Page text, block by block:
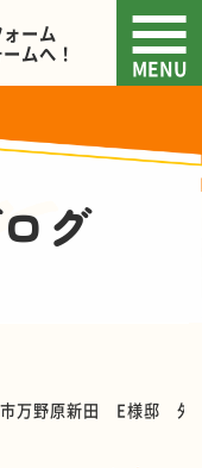
ーム
ムへ！
MENU
グ
万野原新田 E様邸 外